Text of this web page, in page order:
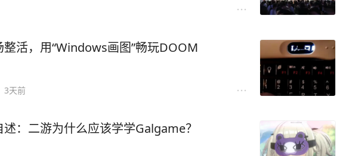
整活，用“Windows画图”畅玩DOOM
3天前
：二游为什么应该学学Galgame？